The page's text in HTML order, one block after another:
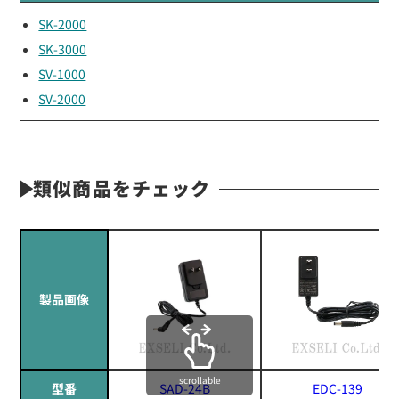
SK-2000
SK-3000
SV-1000
SV-2000
類似商品をチェック
製品画像
型番 SAD-24B EDC-139
scrollable